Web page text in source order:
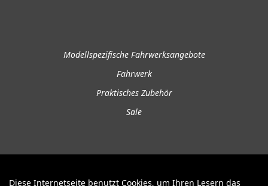
Modellspezifische Fahrwerksangebote
Fahrwerk
Praktisches Zubehör
Sale
Diese Internetseite benutzt Cookies, um Ihren Lesern das